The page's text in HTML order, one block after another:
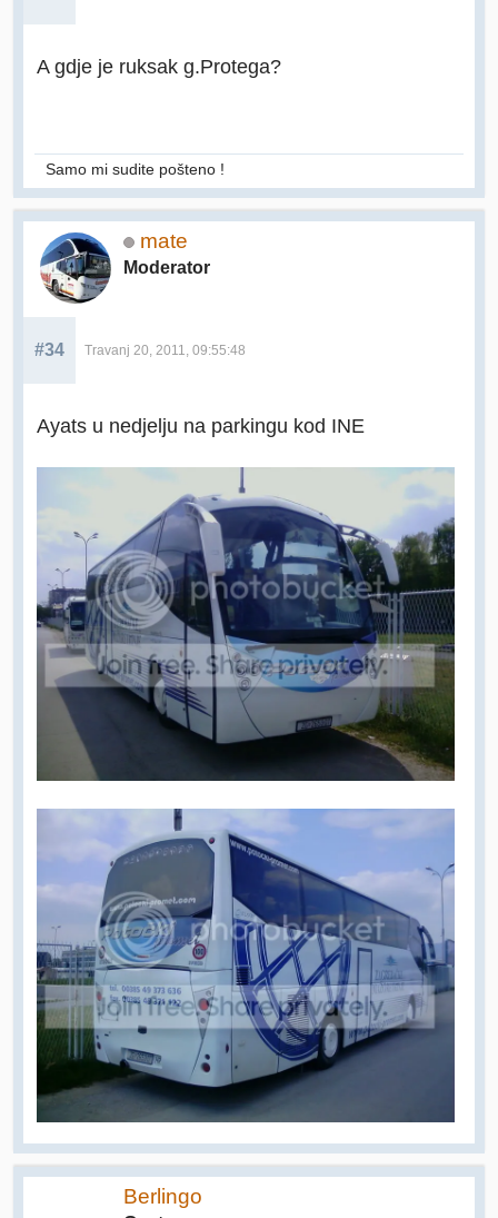
A gdje je ruksak g.Protega?
Samo mi sudite pošteno !
mate
Moderator
#34 Travanj 20, 2011, 09:55:48
Ayats u nedjelju na parkingu kod INE
Berlingo